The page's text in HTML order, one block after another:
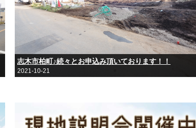
志木市柏町♪続々とお申込み頂いております！！
2021-10-21